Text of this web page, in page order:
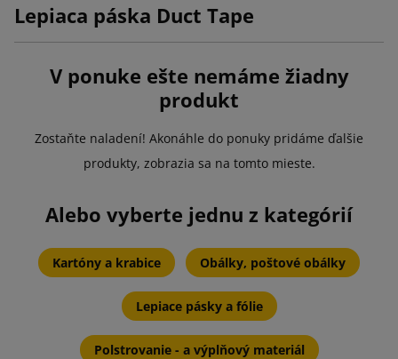
Lepiaca páska Duct Tape
V ponuke ešte nemáme žiadny
produkt
Zostaňte naladení! Akonáhle do ponuky pridáme ďalšie
produkty, zobrazia sa na tomto mieste.
Alebo vyberte jednu z kategórií
Kartóny a krabice Obálky, poštové obálky
Lepiace pásky a fólie
Polstrovanie - a výplňový materiál